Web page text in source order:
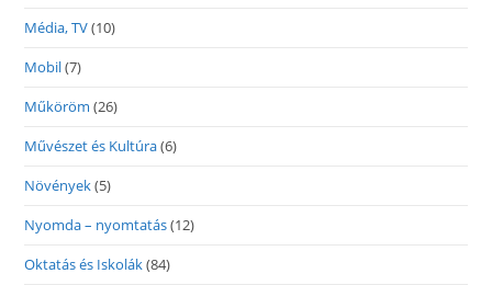
Média, TV(10)
Mobil(7)
Műköröm (26)
Művészet és Kultúra(6)
Növények(5)
Nyomda – nyomtatás(12)
Oktatás és Iskolák(84)